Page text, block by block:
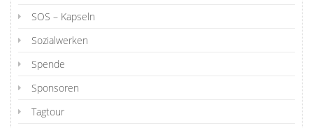
SOS – Kapseln
Sozialwerken
Spende
Sponsoren
Tagtour